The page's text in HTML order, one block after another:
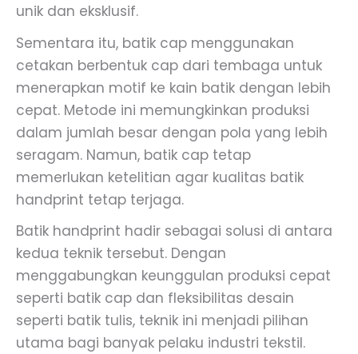
unik dan eksklusif.
Sementara itu, batik cap menggunakan
cetakan berbentuk cap dari tembaga untuk
menerapkan motif ke kain batik dengan lebih
cepat. Metode ini memungkinkan produksi
dalam jumlah besar dengan pola yang lebih
seragam. Namun, batik cap tetap
memerlukan ketelitian agar kualitas batik
handprint tetap terjaga.
Batik handprint hadir sebagai solusi di antara
kedua teknik tersebut. Dengan
menggabungkan keunggulan produksi cepat
seperti batik cap dan fleksibilitas desain
seperti batik tulis, teknik ini menjadi pilihan
utama bagi banyak pelaku industri tekstil.